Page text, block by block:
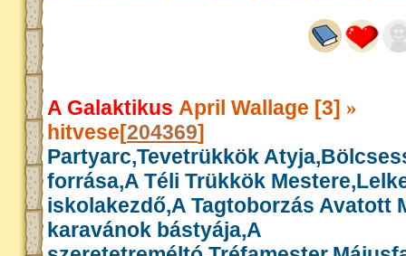
A Galaktikus April Wallage [3] »
hitvese[204369]
Partyarc,Tevetrükkök
forrása,A Téli Trükkök
iskolakezdő,A Tagtoborzás Avatott
karavánok bástyája,A